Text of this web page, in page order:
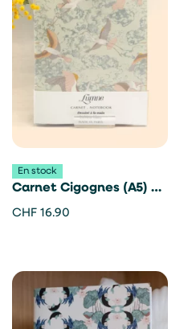
En stock
Carnet Cigognes (A5) –
Lümne
CHF 16.90